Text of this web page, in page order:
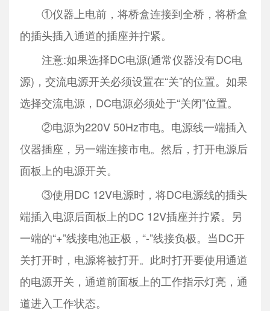
①仪器上电前，将桥盒连接到全桥，将桥盒
的插头插入通道的插座并拧紧。
注意:如果选择DC电源(通常仪器没有DC电
源)，交流电源开关必须设置在“关”的位置。如果
选择交流电源，DC电源必须处于“关闭”位置。
②电源为220V 50Hz市电。电源线一端插入
仪器插座，另一端连接市电。然后，打开电源后
面板上的电源开关。
③使用DC 12V电源时，将DC电源线的插头
端插入电源后面板上的DC 12V插座并拧紧。另
一端的“+”线接电池正极，“-”线接负极。当DC开
关打开时，电源将被打开。此时打开要使用通道
的电源开关，通道前面板上的工作指示灯亮，通
道进入工作状态。